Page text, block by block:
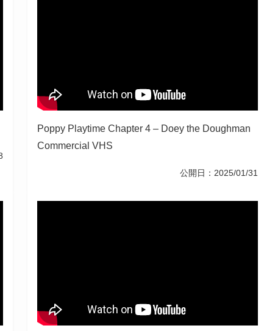
Poppy Playtime Chapter 4 – Doey the Doughman
Commercial VHS
公開日：2025/01/31